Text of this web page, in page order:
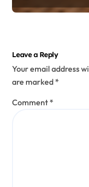
Leave a Reply
Your email address
are marked *
Comment *